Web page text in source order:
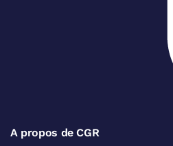
A propos de CGR